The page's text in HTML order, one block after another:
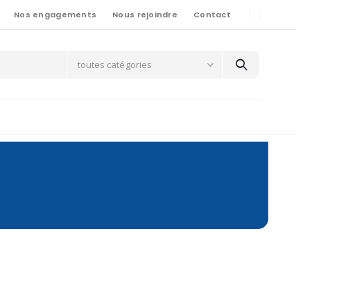
Nos engagements Nous rejoindre Contact
toutes catégories